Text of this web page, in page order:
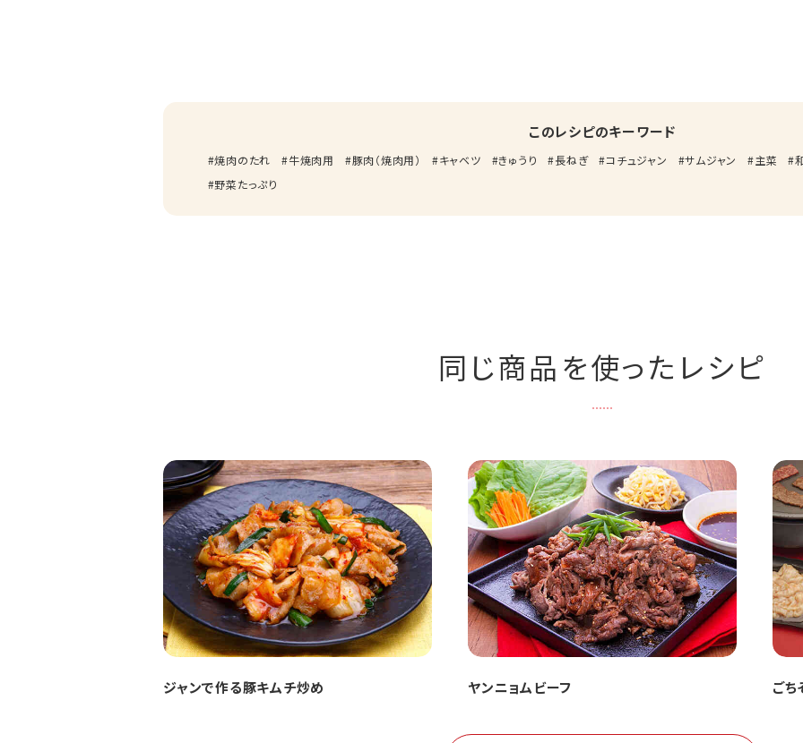
このレシピのキーワード
焼肉のたれ 牛焼肉用 豚肉（焼肉用） キャベツ きゅうり 長ねぎ コチュジャン サムジャン 主菜
野菜たっぷり
同じ商品を使ったレシピ
ジャンで作る豚キムチ炒め ヤンニョムビーフ ごち